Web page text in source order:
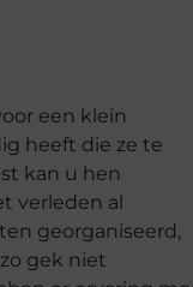
een klein
heeft die ze te
kan u hen
verleden al
georganiseerd,
gek niet